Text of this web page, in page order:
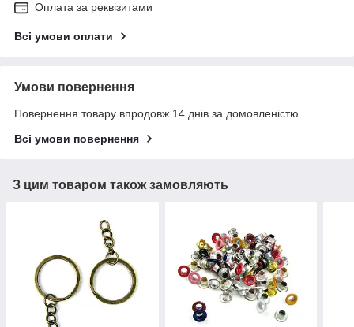
Оплата за реквізитами
Всі умови оплати
Умови повернення
Повернення товару впродовж 14 днів за домовленістю
Всі умови повернення
З цим товаром також замовляють